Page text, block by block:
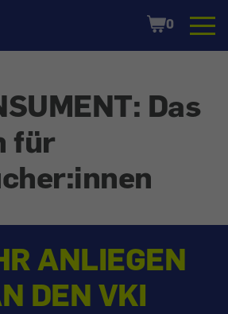
Shopping
Cart
0
Das
für
ANLIEGEN
DEN VKI